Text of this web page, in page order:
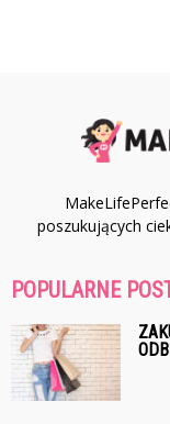
poszukujących
POPULARNE